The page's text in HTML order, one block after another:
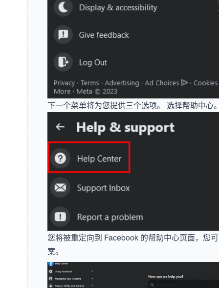
下一个菜单将为您提供三个选项。 选择帮助中心
您将被重定向到 Facebook 的帮助中心页面，您
案。